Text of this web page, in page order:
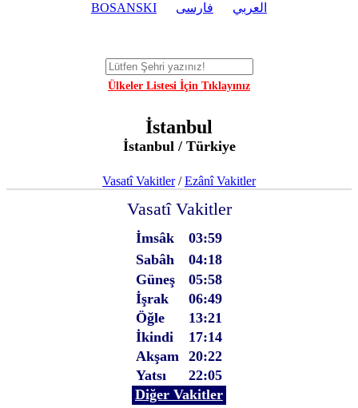
BOSANSKI
العربي فارسی
Ülkeler Listesi İçin Tıklayınız
İstanbul
İstanbul / Türkiye
Vasatî Vakitler/Ezânî Vakitler
Vasatî Vakitler
İmsâk
03:59
Sabâh
04:18
Güneş
05:58
İşrak
06:49
Öğle
13:21
İkindi
17:14
Akşam 20:22
Yatsı
22:05
Diğer Vakitler